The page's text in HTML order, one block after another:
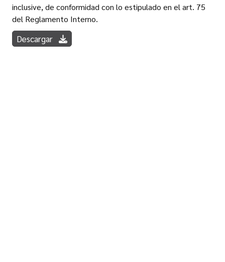
inclusive, de conformidad con lo estipulado en el art. 75
del Reglamento Interno.
Descargar